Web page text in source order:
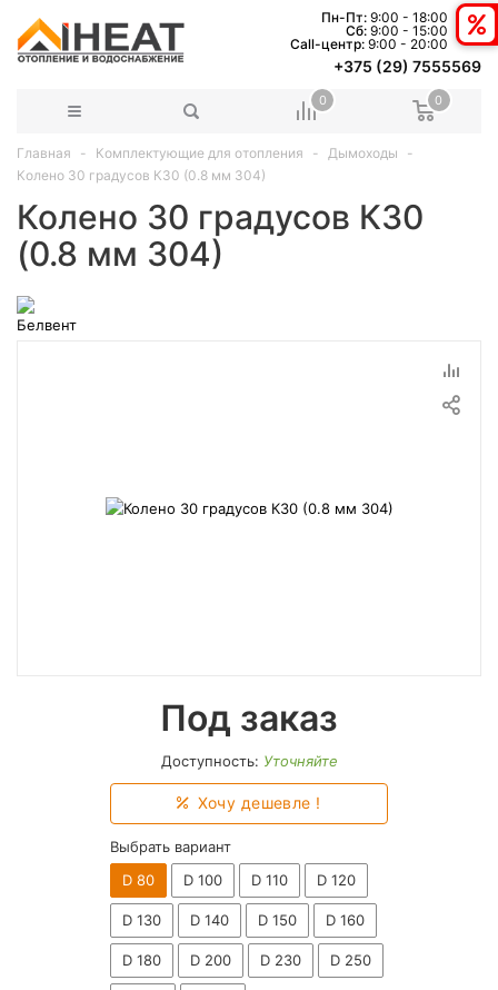
Пн-Пт: 9:00 - 18:00
Сб: 9:00 - 15:00
Сall-центр: 9:00 - 20:00
+375 (29) 7555569
0 0
Главная Комплектующие для отопления
Дымоходы
Колено 30 градусов К30 (0.8 мм 304)
Колено 30 градусов К30
(0.8 мм 304)
Под заказ
Доступность: Уточняйте
Хочу дешевле !
Выбрать вариант
D 80
D 100 D 110 D 120
D 130 D 140 D 150 D 160
D 180 D 200 D 230 D 250